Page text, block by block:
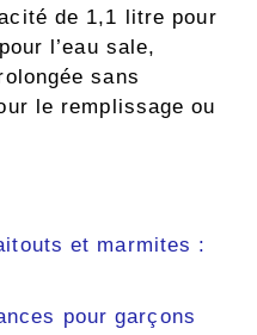
de 1,1 litre pour
l’eau sale,
sans
le remplissage ou
et marmites :
pour garçons